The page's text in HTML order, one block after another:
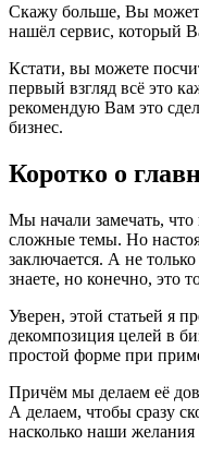
Скажу больше, Вы
нашёл сервис, который
Кстати, вы можете
первый взгляд всё это
рекомендую Вам это
бизнес.
Коротко о
Мы начали замечать, что
сложные темы. Но
заключается. А не
знаете, но конечно, это
Уверен, этой статьей я
декомпозиция целей в
простой форме при
Причём мы делаем её
А делаем, чтобы сразу
насколько наши